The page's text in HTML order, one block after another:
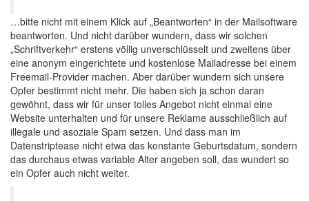
…bitte nicht mit einem Klick auf „Beantworten“ in der Mailsoftware
beantworten. Und nicht darüber wundern, dass wir solchen
„Schriftverkehr“ erstens völlig unverschlüsselt und zweitens über
eine anonym eingerichtete und kostenlose Mailadresse bei einem
Freemail-Provider machen. Aber darüber wundern sich unsere
Opfer bestimmt nicht mehr. Die haben sich ja schon daran
gewöhnt, dass wir für unser tolles Angebot nicht einmal eine
Website unterhalten und für unsere Reklame ausschließlich auf
illegale und asoziale Spam setzen. Und dass man im
Datenstriptease nicht etwa das konstante Geburtsdatum, sondern
das durchaus etwas variable Alter angeben soll, das wundert so
ein Opfer auch nicht weiter.